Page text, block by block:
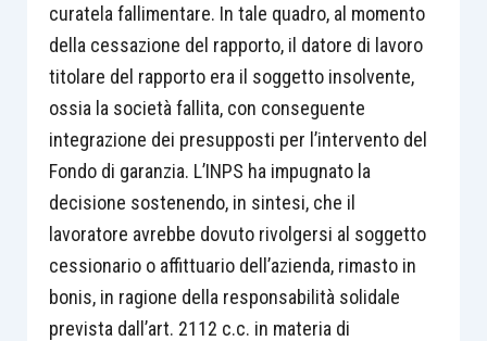
curatela fallimentare. In tale quadro, al momento
della cessazione del rapporto, il datore di lavoro
titolare del rapporto era il soggetto insolvente,
ossia la società fallita, con conseguente
integrazione dei presupposti per l’intervento del
Fondo di garanzia. L’INPS ha impugnato la
decisione sostenendo, in sintesi, che il
lavoratore avrebbe dovuto rivolgersi al soggetto
cessionario o affittuario dell’azienda, rimasto in
bonis, in ragione della responsabilità solidale
prevista dall’art. 2112 c.c. in materia di